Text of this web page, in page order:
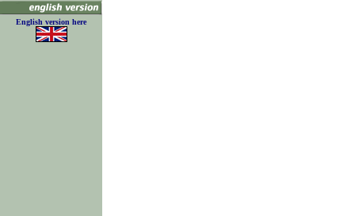
English version here